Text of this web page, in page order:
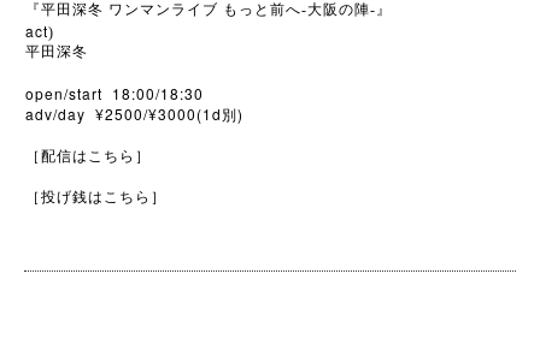
『平田深冬 ワンマンライブ もっと前へ-大阪の陣-』
act)
平田深冬
open/start 18:00/18:30
adv/day ¥2500/¥3000(1d別)
［配信はこちら］
［投げ銭はこちら］